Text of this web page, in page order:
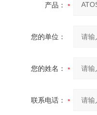
产品：
您的单位：
您的姓名：
联系电话：